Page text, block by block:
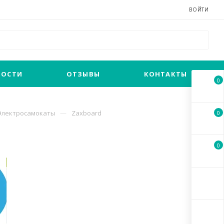
ВОЙТИ
ОТЗЫВЫ КОНТАКТЫ
Zaxboard
0
0
0